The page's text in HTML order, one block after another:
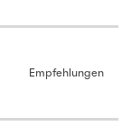
Empfehlungen